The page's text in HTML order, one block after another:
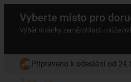
Vyberte místo pro
Výběr stránky země/oblasti může
Připraveno k odeslání od 24